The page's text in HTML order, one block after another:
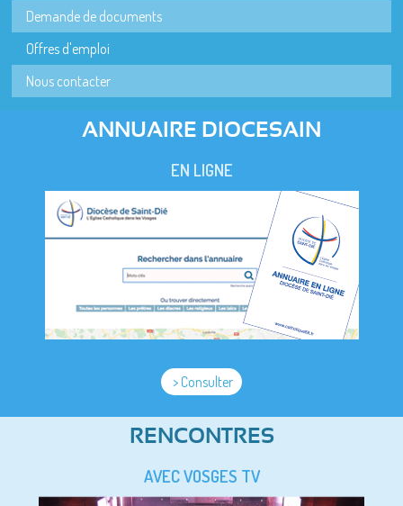
Demande de documents
Offres d'emploi
Nous contacter
ANNUAIRE DIOCESAIN
EN LIGNE
> Consulter
RENCONTRES
AVEC VOSGES TV